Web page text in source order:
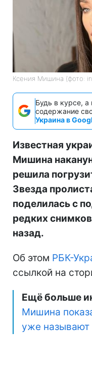
Ксения Мишина (фото:
Будь в курсе,
содержание
Украина в
Известная
Мишина
решила
Звезда
поделилась с
редких
назад.
Об этом РБК-
ссылкой на
Ещё больше
Мишина
уже называют